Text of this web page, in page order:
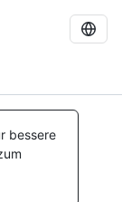
bessere